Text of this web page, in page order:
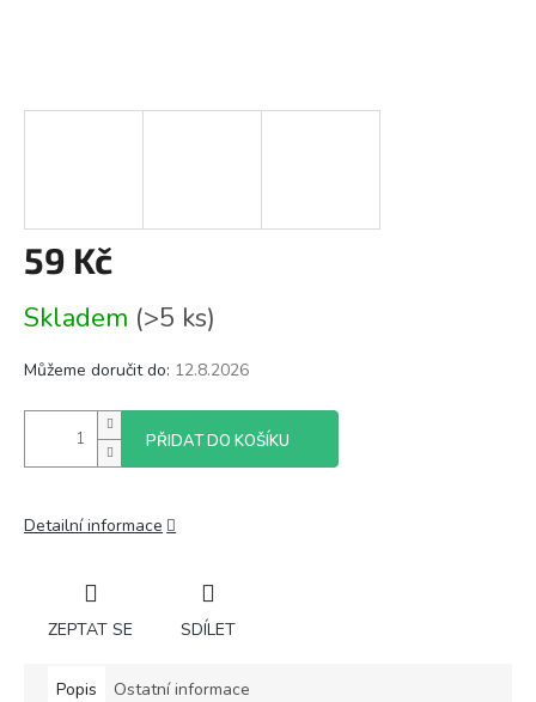
59 Kč
cena:
Skladem (>5 ks)
Můžeme doručit do: 12.8.2026
PŘIDAT DO KOŠÍKU
Detailní informace
ZEPTAT SE SDÍLET
Popis Ostatní informace